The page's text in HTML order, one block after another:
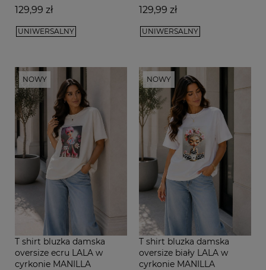
Cena
129,99 zł
UNIWERSALNY
Cena
129,99 zł
UNIWERSALNY
T shirt bluzka damska
oversize ecru LALA w
cyrkonie MANILLA
NOWY
T shirt bluzka damska
oversize biały LALA w
cyrkonie MANILLA
NOWY